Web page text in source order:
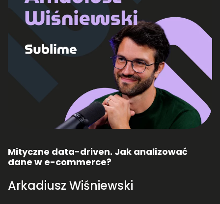
Mityczne data-driven. Jak analizować
dane w e-commerce?
Arkadiusz Wiśniewski